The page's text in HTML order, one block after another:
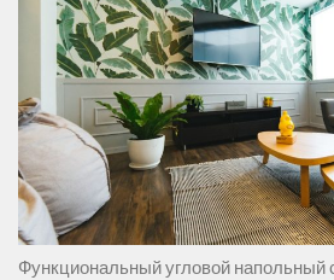
Функциональный угловой напольный